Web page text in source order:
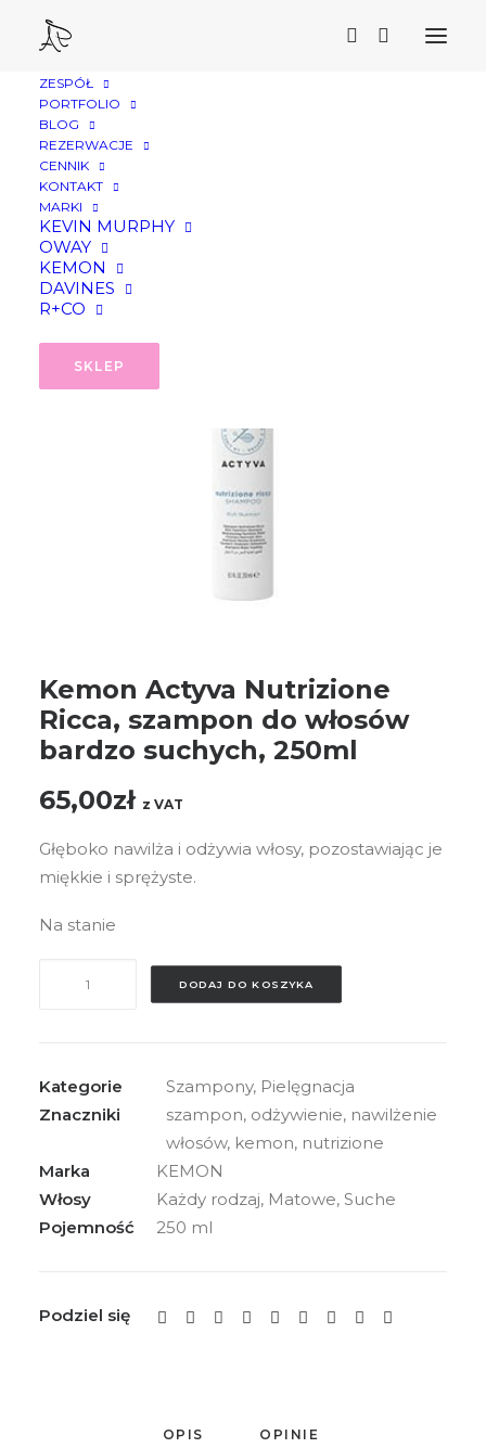
ZESPÓŁ
PORTFOLIO
BLOG
REZERWACJE
CENNIK
KONTAKT
MARKI
KEVIN MURPHY
OWAY
KEMON
DAVINES
R+CO
SKLEP
Kemon Actyva Nutrizione Ricca, szampon do włosów
Kemon Actyva Nutrizione
Ricca, szampon do włosów
bardzo suchych, 250ml
65,00zł z VAT
Głęboko nawilża i odżywia włosy, pozostawiając je
miękkie i sprężyste.
Na stanie
Ricca,
szampon
włosów
bardzo
suchych,
DODAJ DO KOSZYKA
Kategorie Szampony, Pielęgnacja
Znaczniki
szampon, odżywienie, nawilżenie
włosów, kemon, nutrizione
Marka
KEMON
Włosy
Każdy rodzaj, Matowe, Suche
Pojemność
250 ml
Podziel się
OPIS OPINIE